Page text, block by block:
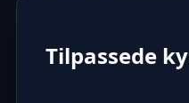
Tilpassede